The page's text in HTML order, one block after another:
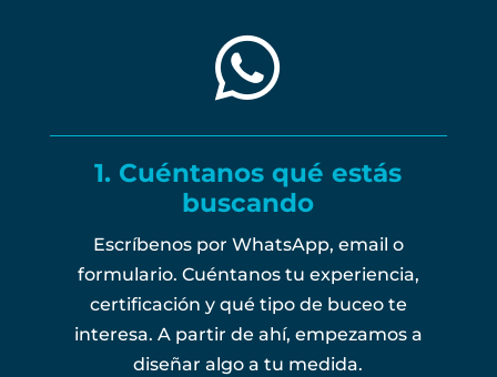

1. Cuéntanos qué estás
buscando
Escríbenos por WhatsApp, email o
formulario. Cuéntanos tu experiencia,
certificación y qué tipo de buceo te
interesa. A partir de ahí, empezamos a
diseñar algo a tu medida.